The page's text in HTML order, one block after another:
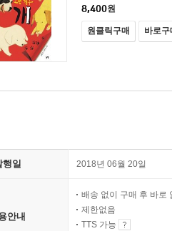
8,400원
원클릭구매 바로구
행일 2018년 06월 20일
안내
배송 없이 구매 후 바로
제한없음
TTS 가능